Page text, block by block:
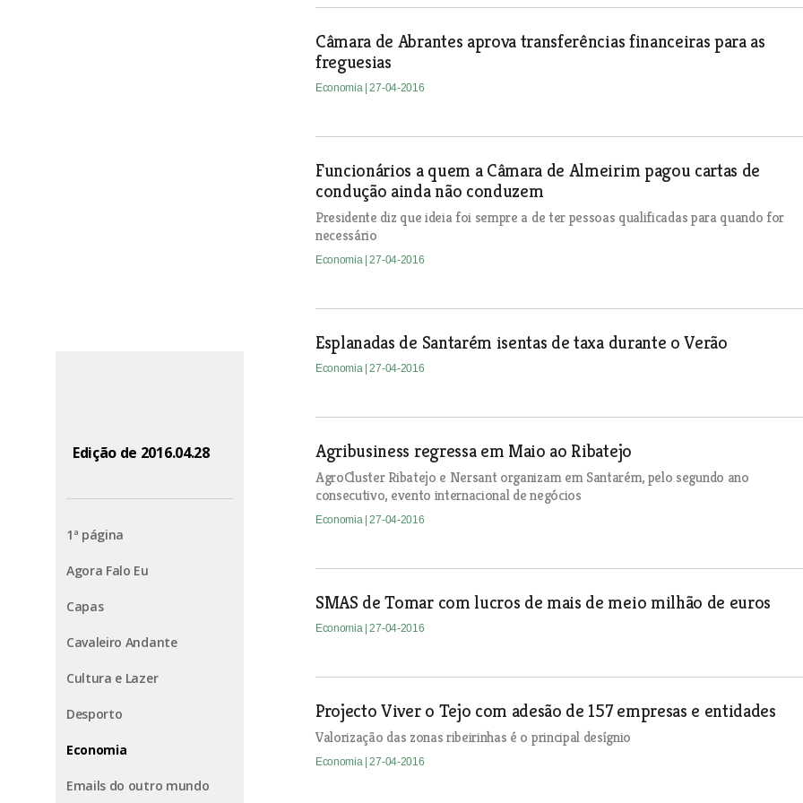
Edição de 2016.04.28
1ª página
Agora Falo Eu
Capas
Cavaleiro Andante
Cultura e Lazer
Desporto
Economia
Emails do outro mundo
Câmara de Abrantes aprova transferências financeiras para as
freguesias
Economia | 27-04-2016
Funcionários a quem a Câmara de Almeirim pagou cartas de
condução ainda não conduzem
Presidente diz que ideia foi sempre a de ter pessoas qualificadas para quando for
necessário
Economia | 27-04-2016
Esplanadas de Santarém isentas de taxa durante o Verão
Economia | 27-04-2016
Agribusiness regressa em Maio ao Ribatejo
AgroCluster Ribatejo e Nersant organizam em Santarém, pelo segundo ano
consecutivo, evento internacional de negócios
Economia | 27-04-2016
SMAS de Tomar com lucros de mais de meio milhão de euros
Economia | 27-04-2016
Projecto Viver o Tejo com adesão de 157 empresas e entidades
Valorização das zonas ribeirinhas é o principal desígnio
Economia | 27-04-2016